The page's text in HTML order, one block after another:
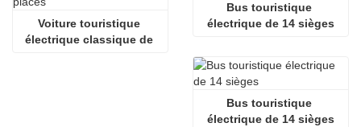
Voiture touristique
électrique classique de
Bus touristique
électrique de 14 sièges
Bus touristique
électrique de 14 sièges